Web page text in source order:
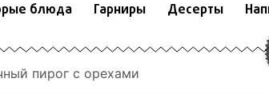
блюда Гарниры Десерты
пирог с орехами